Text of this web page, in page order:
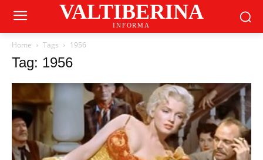
VALTIBERINA
INFORMA
Home Tags 1956
Tag: 1956